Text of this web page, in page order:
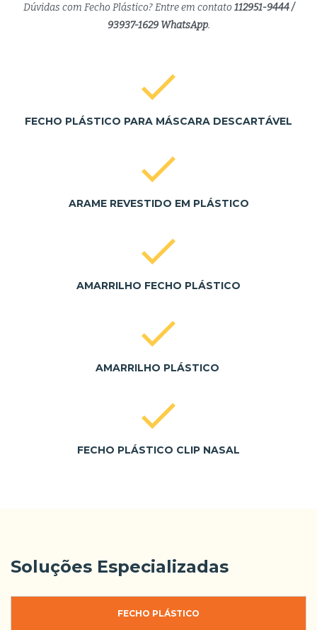
Dúvidas com Fecho Plástico? Entre em contato 112951-9444 /
93937-1629 WhatsApp.
FECHO PLÁSTICO PARA MÁSCARA DESCARTÁVEL
ARAME REVESTIDO EM PLÁSTICO
AMARRILHO FECHO PLÁSTICO
AMARRILHO PLÁSTICO
FECHO PLÁSTICO CLIP NASAL
Soluções Especializadas
FECHO PLÁSTICO